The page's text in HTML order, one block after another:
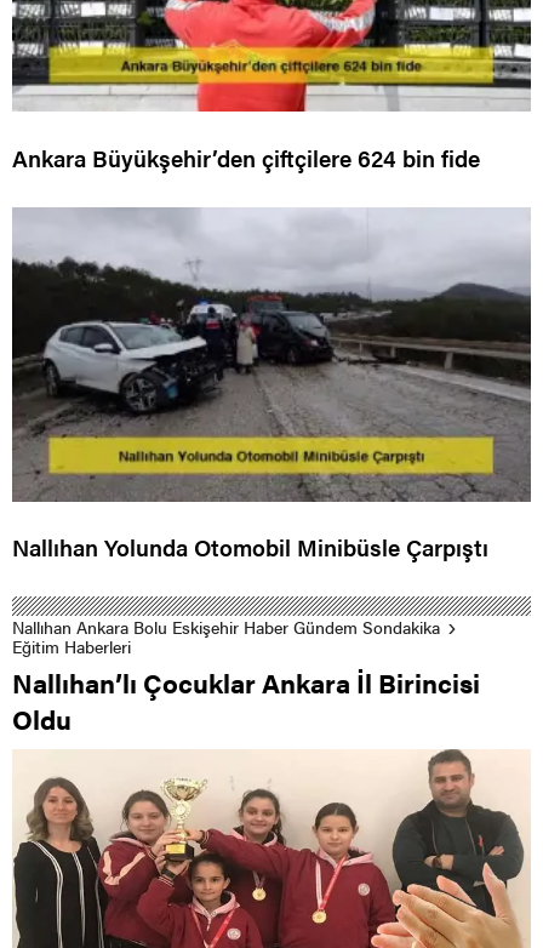
Ankara Büyükşehir’den çiftçilere 624 bin fide
Nallıhan Yolunda Otomobil Minibüsle Çarpıştı
Nallıhan Ankara Bolu Eskişehir Haber Gündem Sondakika
Eğitim Haberleri
Nallıhan’lı Çocuklar Ankara İl Birincisi
Oldu